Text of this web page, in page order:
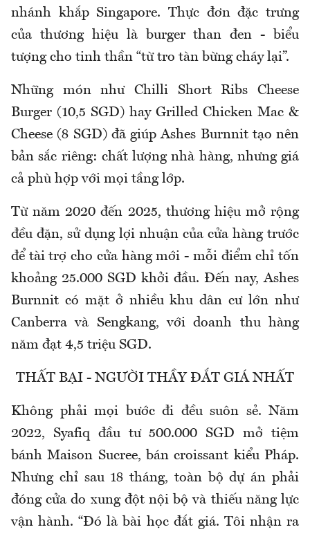
nhánh khắp Singapore. Thực đơn đặc trưng
của thương hiệu là burger than đen - biểu
tượng cho tinh thần “từ tro tàn bừng cháy lại”.
Những món như Chilli Short Ribs Cheese
Burger (10,5 SGD) hay Grilled Chicken Mac &
Cheese (8 SGD) đã giúp Ashes Burnnit tạo nên
bản sắc riêng: chất lượng nhà hàng, nhưng giá
cả phù hợp với mọi tầng lớp.
Từ năm 2020 đến 2025, thương hiệu mở rộng
đều đặn, sử dụng lợi nhuận của cửa hàng trước
để tài trợ cho cửa hàng mới - mỗi điểm chỉ tốn
khoảng 25.000 SGD khởi đầu. Đến nay, Ashes
Burnnit có mặt ở nhiều khu dân cư lớn như
Canberra và Sengkang, với doanh thu hàng
năm đạt 4,5 triệu SGD.
THẤT BẠI - NGƯỜI THẦY ĐẮT GIÁ NHẤT
Không phải mọi bước đi đều suôn sẻ. Năm
2022, Syafiq đầu tư 500.000 SGD mở tiệm
bánh Maison Sucree, bán croissant kiểu Pháp.
Nhưng chỉ sau 18 tháng, toàn bộ dự án phải
đóng cửa do xung đột nội bộ và thiếu năng lực
vận hành. “Đó là bài học đắt giá. Tôi nhận ra